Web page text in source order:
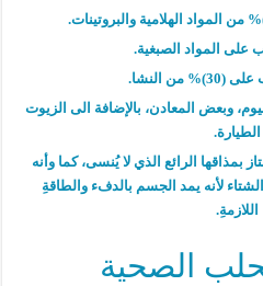
على المواد الصبغية.
من النشا.
وبعض المعادن، بالإضافة الى الزيوت
الطيارة.
بمذاقها الرائع الذي لا يُنسى، كما وأنه
لأنه يمد الجسم بالدفء والطاقةِ
اللازمةِ.
الصحية